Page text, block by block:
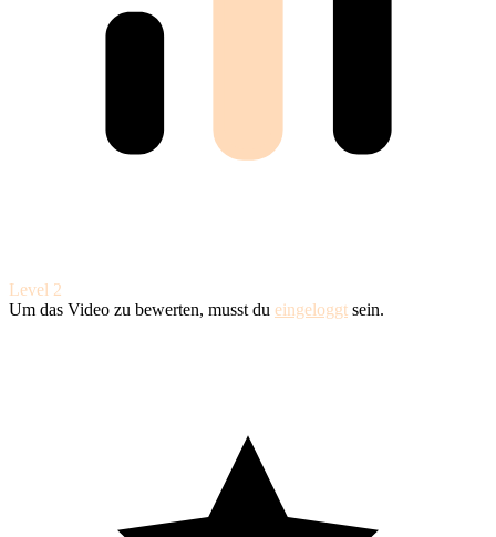
Level 2
Um das Video zu bewerten, musst du eingeloggt sein.